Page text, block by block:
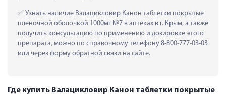
Узнать наличие Валацикловир Канон таблетки покрытые
пленочной оболочкой 1000мг №7 в аптеках в г. Крым, а также
получить консультацию по применению и дозировке этого
препарата, можно по справочному телефону 8-800-777-03-03
или через форму обратной связи на сайте.
Где купить Валацикловир Канон таблетки покрытые